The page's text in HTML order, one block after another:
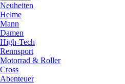
Neuheiten
Helme
Mann
Damen
High-Tech
Rennsport
Motorrad & Roller
Cross
Abenteuer